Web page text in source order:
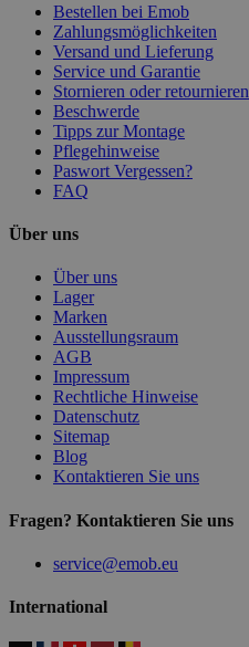
Bestellen bei Emob
Zahlungsmöglichkeiten
Versand und Lieferung
Service und Garantie
Stornieren oder retournieren
Beschwerde
Tipps zur Montage
Pflegehinweise
Paswort Vergessen?
FAQ
Über uns
Über uns
Lager
Marken
Ausstellungsraum
AGB
Impressum
Rechtliche Hinweise
Datenschutz
Sitemap
Blog
Kontaktieren Sie uns
Fragen? Kontaktieren Sie uns
service@emob.eu
International